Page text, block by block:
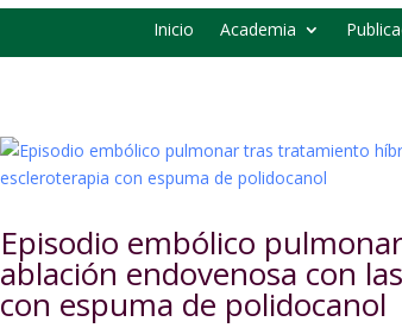
Inicio Academia
Episodio embólico
ablación endovenosa con
con espuma de polidocanol